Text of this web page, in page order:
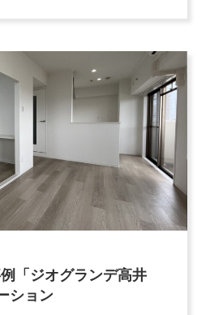
「ジオグランデ高井
ション